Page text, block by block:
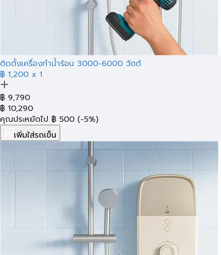
ติดตั้งเครื่องทำน้ำร้อน 3000-6000 วัตต์
฿ 1,200 x 1
฿ 9,790
฿ 10,290
คุณประหยัดไป ฿ 500 (-5%)
เพิ่มใส่รถเข็น